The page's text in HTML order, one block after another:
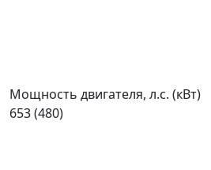
Мощность двигателя, л.с. (кВт)
653 (480)